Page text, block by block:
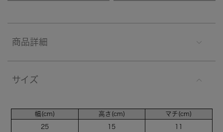
商品詳細
サイズ
幅(cm)
25
高さ(cm)
15
マチ(cm)